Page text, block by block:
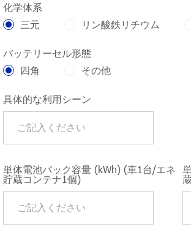
化学体系
三元
リン酸鉄リチウム
バッテリーセル形態
四角
その他
具体的な利用シーン
単体電池パック容量 (kWh) (車1台/エネ
貯蔵コンテナ1個)